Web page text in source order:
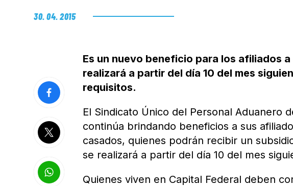
30. 04. 2015
Es un nuevo beneficio para los afiliados
realizará a partir del día 10 del mes
requisitos.
El Sindicato Único del Personal Aduanero
continúa brindando beneficios a sus
casados, quienes podrán recibir un
se realizará a partir del día 10 del mes
Quienes viven en Capital Federal deben